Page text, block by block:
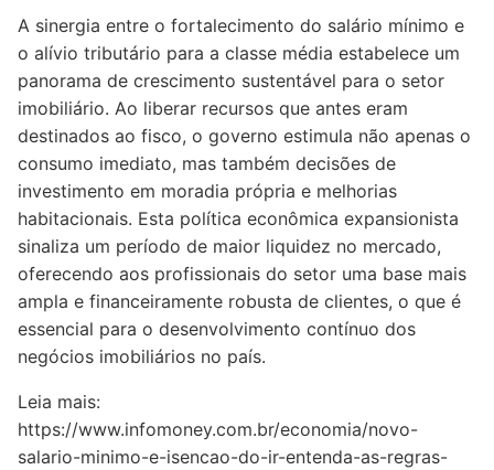
A sinergia entre o fortalecimento do salário mínimo e
o alívio tributário para a classe média estabelece um
panorama de crescimento sustentável para o setor
imobiliário. Ao liberar recursos que antes eram
destinados ao fisco, o governo estimula não apenas o
consumo imediato, mas também decisões de
investimento em moradia própria e melhorias
habitacionais. Esta política econômica expansionista
sinaliza um período de maior liquidez no mercado,
oferecendo aos profissionais do setor uma base mais
ampla e financeiramente robusta de clientes, o que é
essencial para o desenvolvimento contínuo dos
negócios imobiliários no país.
Leia mais:
https://www.infomoney.com.br/economia/novo-
salario-minimo-e-isencao-do-ir-entenda-as-regras-